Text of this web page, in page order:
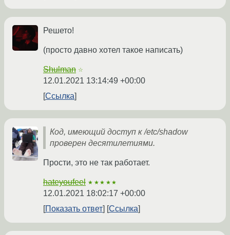
Решето!
(просто давно хотел такое написать)
Shulman ☆
12.01.2021 13:14:49 +00:00
Ссылка
Код, имеющий доступ к /etc/shadow
проверен десятилетиями.
Прости, это не так работает.
hateyoufeel ★★★★★
12.01.2021 18:02:17 +00:00
Показать ответ
Ссылка